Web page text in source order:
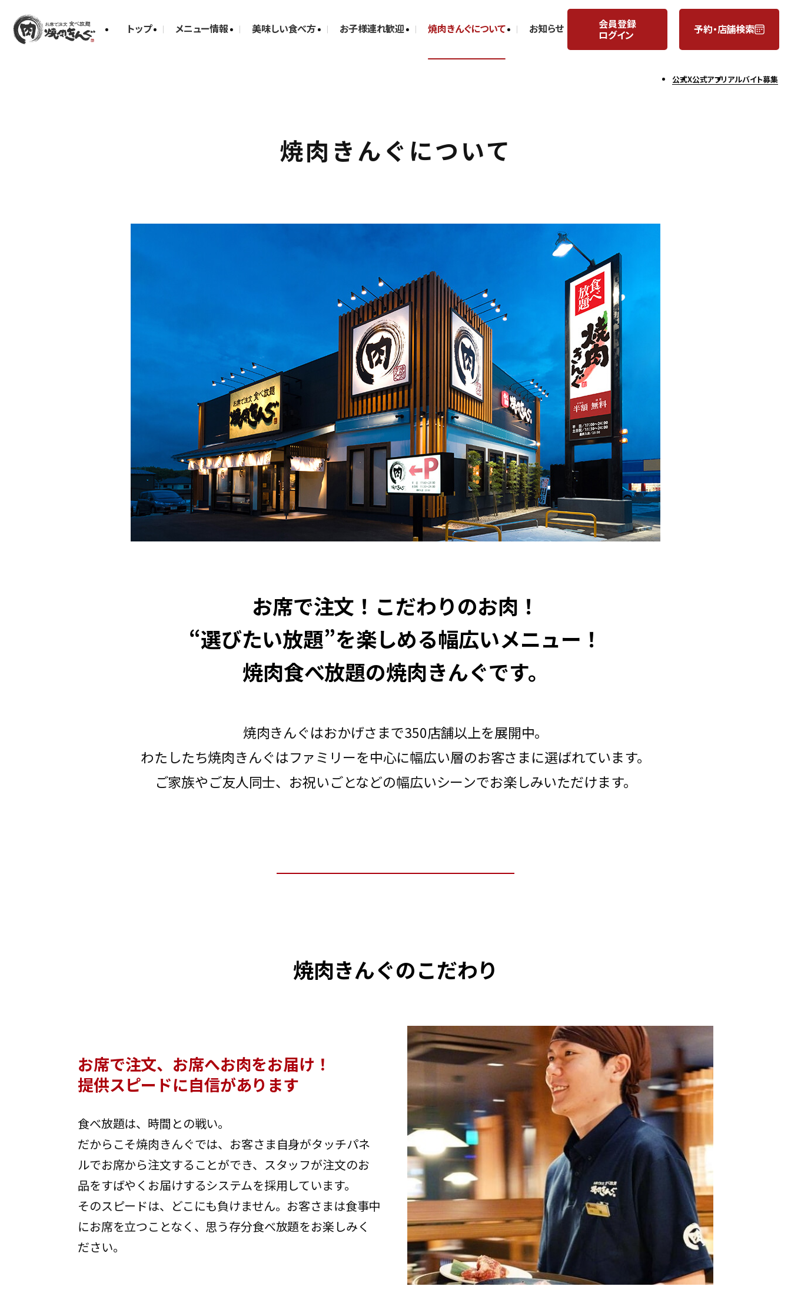
会員登録
ログイン 予約・店舗検索
トップ メニュー情報 美味しい食べ方 お子様連れ歓迎 焼肉きんぐについて お知らせ
公式X公式アプリアルバイト募集
焼肉きんぐについて
お席で注文！こだわりのお肉！
“選びたい放題”を楽しめる幅広いメニュー！
焼肉食べ放題の焼肉きんぐです。
焼肉きんぐはおかげさまで350店舗以上を展開中。
わたしたち焼肉きんぐはファミリーを中心に幅広い層のお客さまに選ばれています。
ご家族やご友人同士、お祝いごとなどの幅広いシーンでお楽しみいただけます。
焼肉きんぐのこだわり
お席で注文、お席へお肉をお届け！
提供スピードに自信があります
食べ放題は、時間との戦い。
だからこそ焼肉きんぐでは、お客さま自身がタッチパネ
ルでお席から注文することができ、スタッフが注文のお
品をすばやくお届けするシステムを採用しています。
そのスピードは、どこにも負けません。お客さまは食事中
にお席を立つことなく、思う存分食べ放題をお楽しみく
ださい。